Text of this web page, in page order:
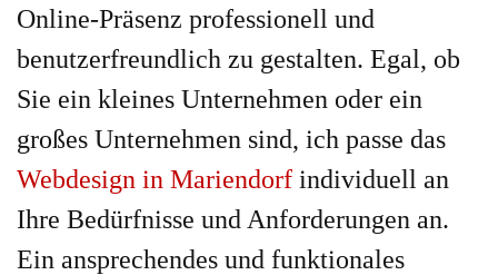
Online-Präsenz professionell und
benutzerfreundlich zu gestalten. Egal, ob
Sie ein kleines Unternehmen oder ein
großes Unternehmen sind, ich passe das
Webdesign in Mariendorf individuell an
Ihre Bedürfnisse und Anforderungen an.
Ein ansprechendes und funktionales